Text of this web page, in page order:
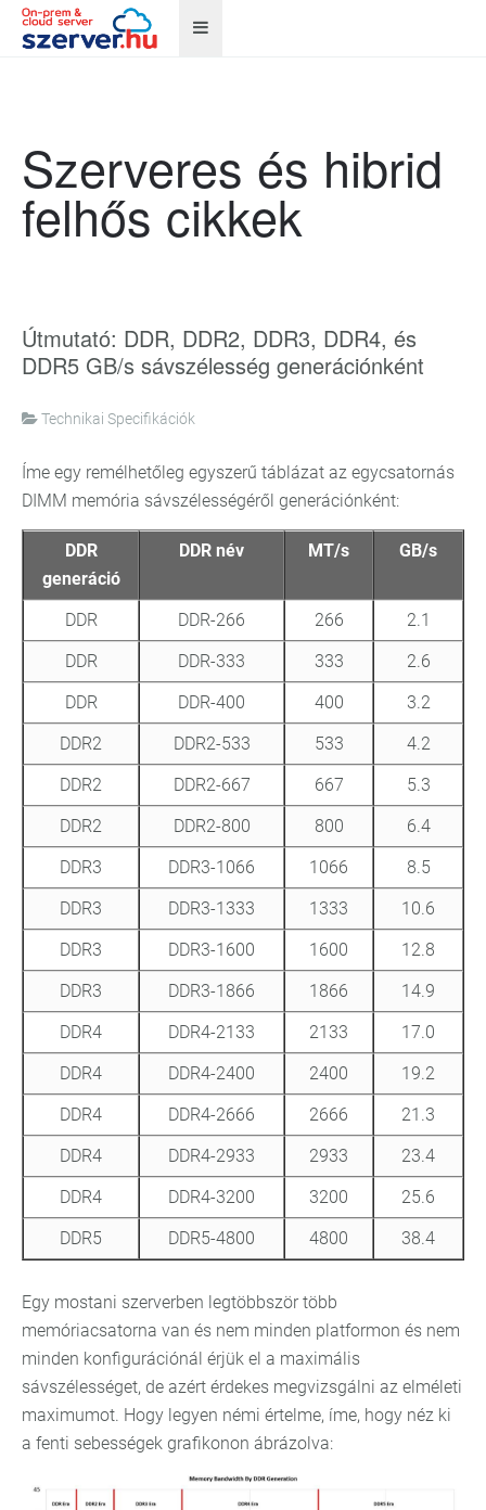
Szerveres és hibrid
felhős cikkek
Útmutató: DDR, DDR2, DDR3, DDR4, és
DDR5 GB/s sávszélesség generációnként
Technikai Specifikációk
Íme egy remélhetőleg egyszerű táblázat az egycsatornás
DIMM memória sávszélességéről generációnként:
DDR
generáció
DDR név MT/s GB/s
DDR DDR-266 266
2.1
DDR
DDR-333 333
2.6
DDR
DDR-400 400
3.2
DDR2
DDR2-533 533
4.2
DDR2
DDR2-667 667
5.3
DDR2
DDR2-800 800
6.4
DDR3
DDR3-1066 1066
8.5
DDR3
DDR3-1333 1333
10.6
DDR3
DDR3-1600 1600
12.8
DDR3
DDR3-1866 1866
14.9
DDR4
DDR4-2133 2133
17.0
DDR4
DDR4-2400 2400
19.2
DDR4
DDR4-2666 2666
21.3
DDR4
DDR4-2933 2933
23.4
DDR4
DDR4-3200 3200
25.6
DDR5
DDR5-4800 4800 38.4
Egy mostani szerverben legtöbbször több
memóriacsatorna van és nem minden platformon és nem
minden konfigurációnál érjük el a maximális
sávszélességet, de azért érdekes megvizsgálni az elméleti
maximumot. Hogy legyen némi értelme, íme, hogy néz ki
a fenti sebességek grafikonon ábrázolva: